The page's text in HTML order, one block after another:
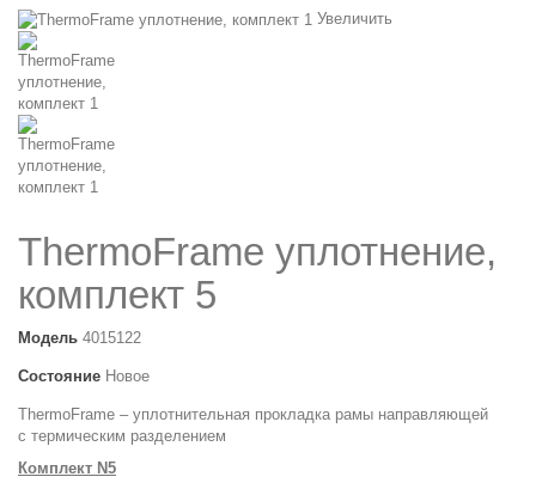
Увеличить
ThermoFrame уплотнение,
комплект 5
Модель 4015122
Состояние Новое
ThermoFrame – уплотнительная прокладка рамы направляющей
с термическим разделением
Комплект N5